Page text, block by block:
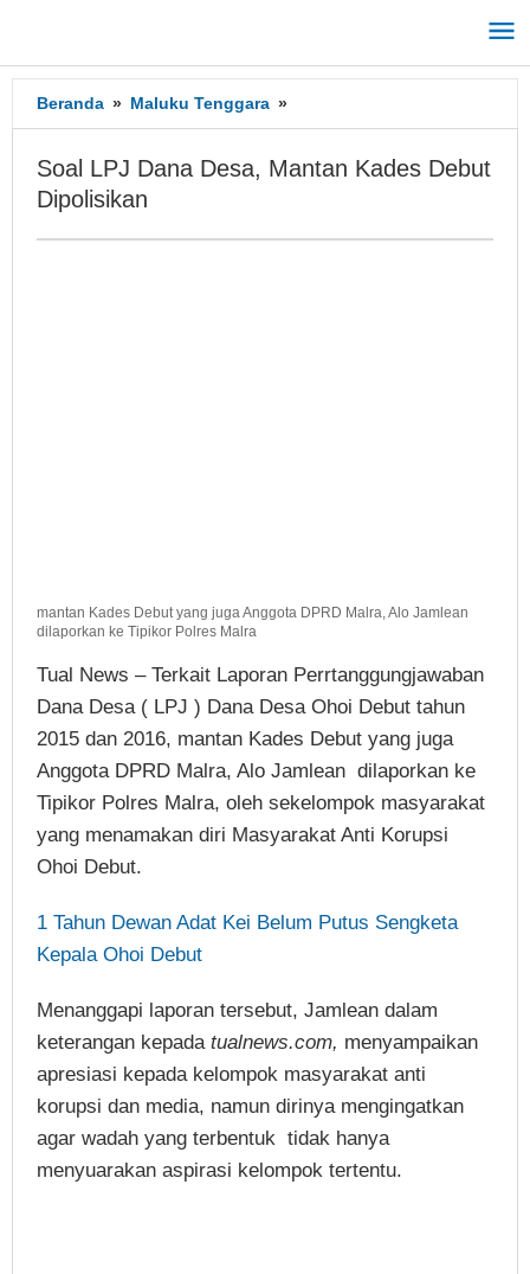
konten
Beranda » Maluku Tenggara »
LPJ
Desa,
Soal LPJ Dana Desa, Mantan Kades Debut
Dipolisikan
mantan Kades Debut yang juga Anggota DPRD Malra, Alo Jamlean
dilaporkan ke Tipikor Polres Malra
Tual News – Terkait Laporan Perrtanggungjawaban
Dana Desa ( LPJ ) Dana Desa Ohoi Debut tahun
2015 dan 2016, mantan Kades Debut yang juga
Anggota DPRD Malra, Alo Jamlean dilaporkan ke
Tipikor Polres Malra, oleh sekelompok masyarakat
yang menamakan diri Masyarakat Anti Korupsi
Ohoi Debut.
1 Tahun Dewan Adat Kei Belum Putus Sengketa
Kepala Ohoi Debut
Menanggapi laporan tersebut, Jamlean dalam
keterangan kepada tualnews.com, menyampaikan
apresiasi kepada kelompok masyarakat anti
korupsi dan media, namun dirinya mengingatkan
agar wadah yang terbentuk tidak hanya
menyuarakan aspirasi kelompok tertentu.